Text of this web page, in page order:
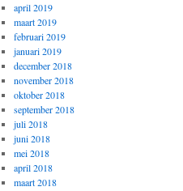
april 2019
maart 2019
februari 2019
januari 2019
december 2018
november 2018
oktober 2018
september 2018
juli 2018
juni 2018
mei 2018
april 2018
maart 2018